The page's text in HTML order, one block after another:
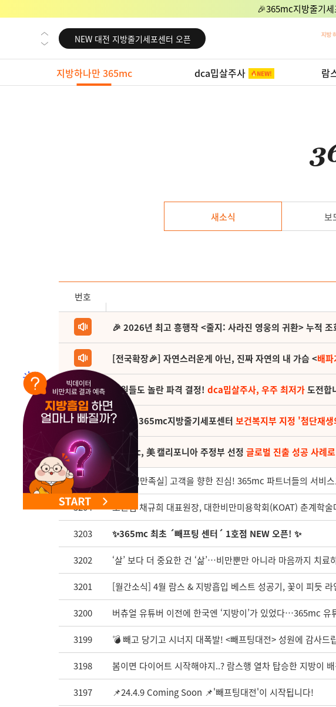
🎉365mc지방줄기
NEW 교대 지방줄기세포센터 오픈
NEW 대전 지방줄기세포센터 오픈
NEW 노원 지방줄기세포센터 오픈
NEW 미국 LA점 오픈
NEW 미국 LA점 오픈
지방하나만 365mc dca밉살주사 람
새소식 보
번호
🎉 2026년 최고 흥행작 <줄지: 사라진 영웅의 귀환> 누적
[전국확장🎉] 자연스러운게 아닌, 진짜 자연의 내 가슴 <배
직원들도 놀란 파격 결정! dca밉살주사, 우주 최저가도전합
(축) 🎉365mc지방줄기세포센터 보건복지부 지정 '첨단재
365mc, 美 캘리포니아 주정부 선정 글로벌 진출 성공 사례
3205 [초고객만족실] 고객을 향한 진심! 365mc 파트너들의 서비
3204 노원점 채규희 대표원장, 대한비만미용학회(KOAT) 춘계학
3203 ✨365mc 최초 ´빼프팅 센터´ 1호점 NEW 오픈! ✨
3202 ‘살’ 보다 더 중요한 건 ‘삶’…비만뿐만 아니라 마음까지 치료
3201 [월간소식] 4월 람스 & 지방흡입 베스트 성공기, 꽃이 피듯
3200 버츄얼 유튜버 이전에 한국엔 ‘지방이’가 있었다…365mc 유
3199 💣 빼고 당기고 시너지 대폭발! <빼프팅대전> 성원에 감사드
3198 봄이면 다이어트 시작해야지..? 람스행 열차 탑승한 지방이
3197 📌24.4.9 Coming Soon 📌'빼프팅대전'이 시작됩니다!